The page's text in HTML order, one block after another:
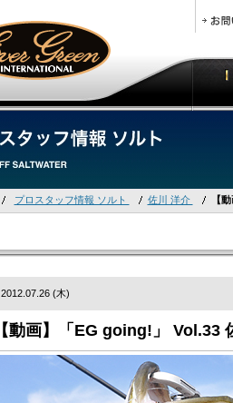
プロスタッフ情報 ソルト 佐川 洋介 【
2012.07.26 (木)
【動画】「EG going!」 Vol.33